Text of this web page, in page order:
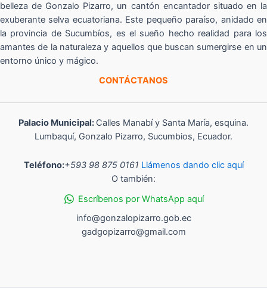
belleza de Gonzalo Pizarro, un cantón encantador situado en la
exuberante selva ecuatoriana. Este pequeño paraíso, anidado en
la provincia de Sucumbíos, es el sueño hecho realidad para los
amantes de la naturaleza y aquellos que buscan sumergirse en un
entorno único y mágico.
CONTÁCTANOS
Palacio Municipal: Calles Manabí y Santa María, esquina.
Lumbaquí, Gonzalo Pizarro, Sucumbios, Ecuador.
Teléfono:+593 98 875 0161 Llámenos dando clic aquí
O también:
Escríbenos por WhatsApp aquí
info@gonzalopizarro.gob.ec
gadgopizarro@gmail.com